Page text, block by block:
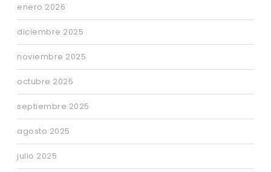
enero 2026
diciembre 2025
noviembre 2025
octubre 2025
septiembre 2025
agosto 2025
julio 2025